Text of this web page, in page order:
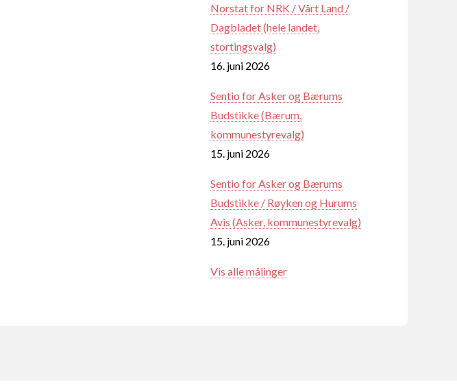
Norstat for NRK / Vårt Land /
Dagbladet (hele landet,
stortingsvalg)
16. juni 2026
Sentio for Asker og Bærums
Budstikke (Bærum,
kommunestyrevalg)
15. juni 2026
Sentio for Asker og Bærums
Budstikke / Røyken og Hurums
Avis (Asker, kommunestyrevalg)
15. juni 2026
Vis alle målinger